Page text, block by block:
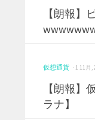
【朗報】
仮想通貨 · 1 11月,
【朗報】
ラナ】